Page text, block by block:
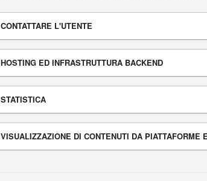
CONTATTARE L'UTENTE
HOSTING ED INFRASTRUTTURA BACKEND
STATISTICA
VISUALIZZAZIONE DI CONTENUTI DA PIATTAFORME